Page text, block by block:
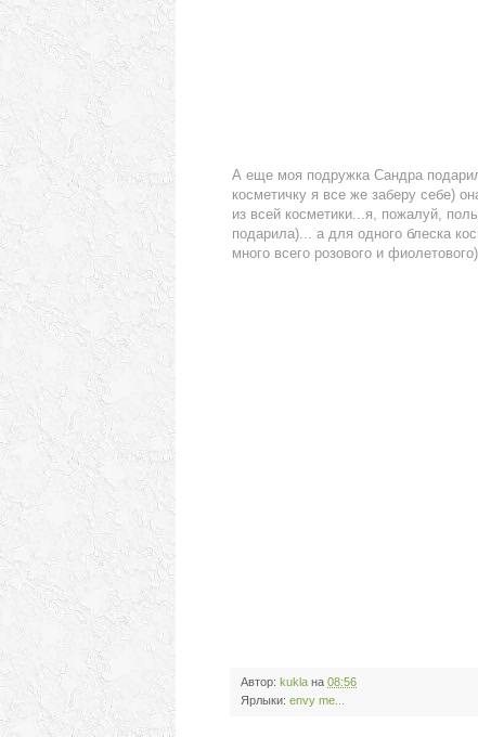
А еще моя подружка Сандра
косметичку я все же заберу себе)
из всей косметики...я, пожалуй,
подарила)... а для одного блеска
много всего розового и фиолетового)
Автор: kukla на 08:56
Ярлыки: envy me...